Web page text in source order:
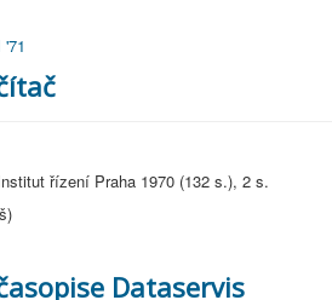
řízení Praha 1970 (132 s.), 2 s.
Dataservis